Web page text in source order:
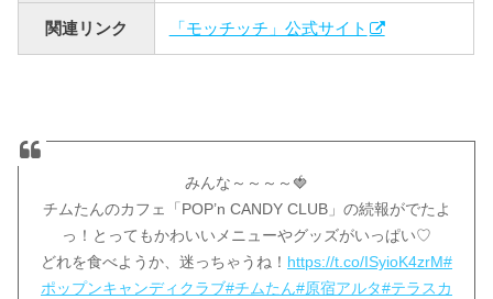
関連リンク 「モッチッチ」公式サイト
みんな～～～～🍓
チムたんのカフェ「POP’n CANDY CLUB」の続報がでたよ
っ！とってもかわいいメニューやグッズがいっぱい♡
どれを食べようか、迷っちゃうね！ https://t.co/ISyioK4zrM#
ポップンキャンディクラブ#チムたん#原宿アルタ#テラスカ